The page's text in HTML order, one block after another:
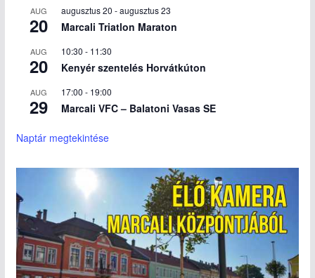
AUG
20
augusztus 20 -augusztus 23
Marcali Triatlon Maraton
AUG
20
10:30 - 11:30
Kenyér szentelés Horvátkúton
AUG
29
17:00 - 19:00
Marcali VFC – Balatoni Vasas SE
Naptár megtekintése